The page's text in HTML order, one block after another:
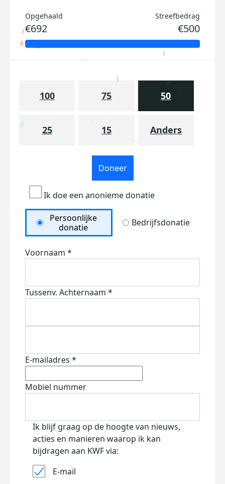
Opgehaald
€692
Streefbedrag
€500
100 75 50
25 15 Anders
Doneer
Ik doe een anonieme donatie
Persoonlijke
donatie
Bedrijfsdonatie
Voornaam *
Tussenv. Achternaam *
E-mailadres *
Mobiel nummer
Ik blijf graag op de hoogte van nieuws,
acties en manieren waarop ik kan
bijdragen aan KWF via:
E-mail